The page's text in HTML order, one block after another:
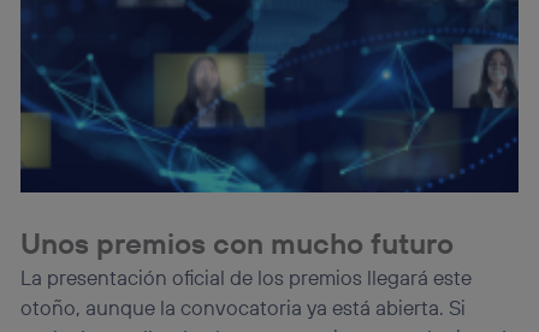
Unos premios con mucho futuro
La presentación oficial de los premios llegará este
otoño, aunque la convocatoria ya está abierta. Si